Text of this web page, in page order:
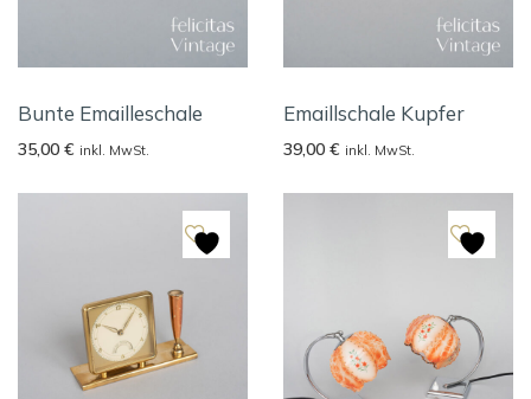
Bunte Emailleschale
35,00 € inkl. MwSt.
Emaillschale Kupfer
39,00 € inkl. MwSt.